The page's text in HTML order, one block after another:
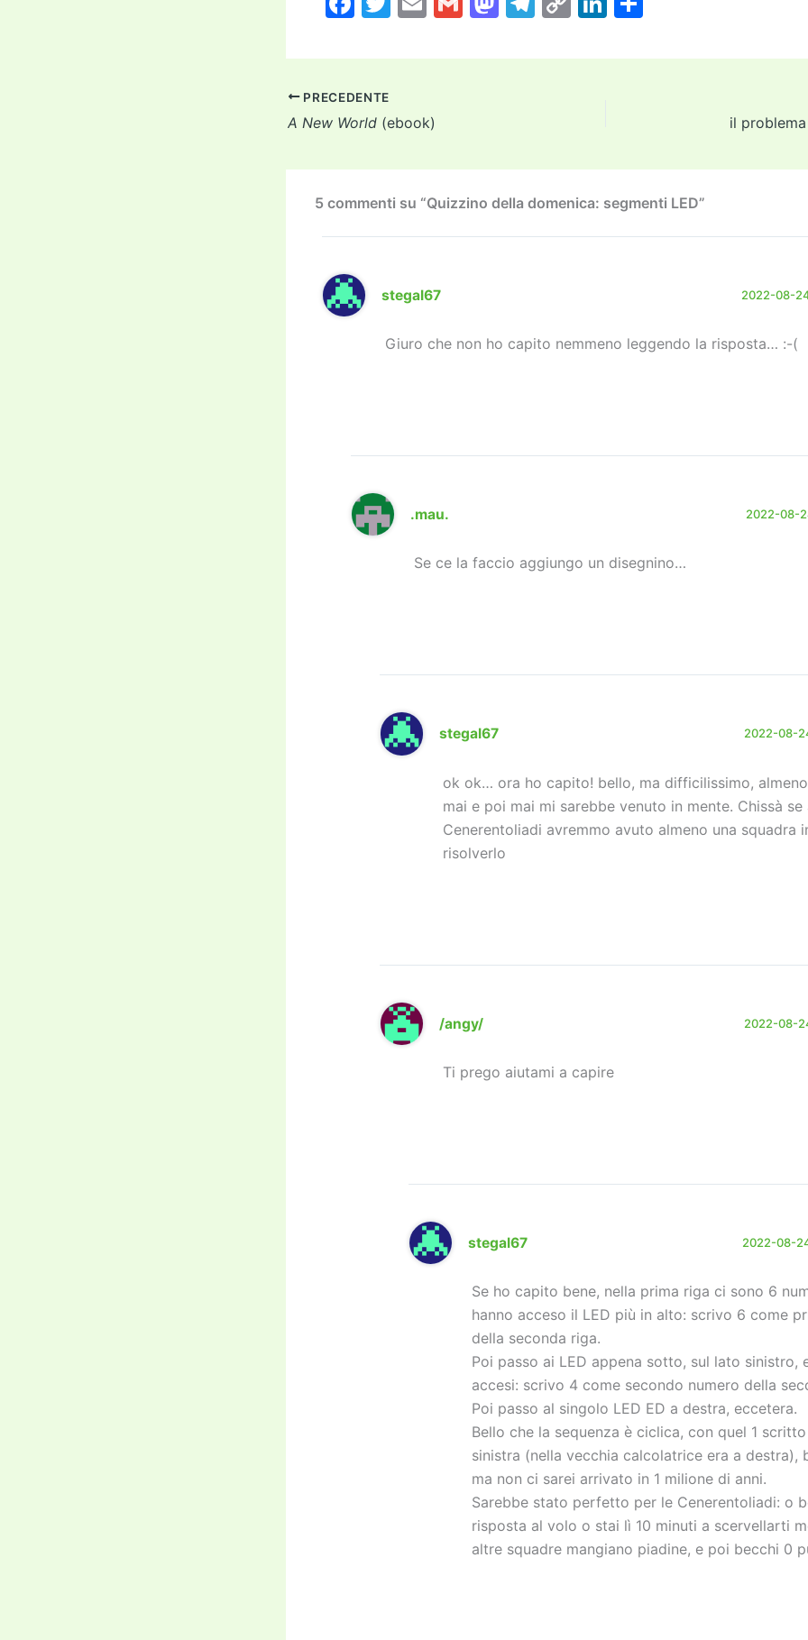
c
e
b
o
k
itt ai ai st
n
e p
k
k n
PRECEDENTE
A New World (ebook) il
5 commenti su “Quizzino della domenica: segmenti LED”
stegal67 2022-08-
Giuro che non ho capito nemmeno leggendo la risposta… :-(
.mau. 2022-08-
Se ce la faccio aggiungo un disegnino…
stegal67 2022-08-
ok ok… ora ho capito! bello, ma difficilissimo,
mai e poi mai mi sarebbe venuto in mente. Chissà se
Cenerentoliadi avremmo avuto almeno una squadra
risolverlo
/angy/ 2022-08-
Ti prego aiutami a capire
stegal67 2022-08-
Se ho capito bene, nella prima riga ci sono 6
hanno acceso il LED più in alto: scrivo 6 come
della seconda riga.
Poi passo ai LED appena sotto, sul lato sinistro,
accesi: scrivo 4 come secondo numero della
Poi passo al singolo LED ED a destra, eccetera.
Bello che la sequenza è ciclica, con quel 1
sinistra (nella vecchia calcolatrice era a destra),
ma non ci sarei arrivato in 1 milione di anni.
Sarebbe stato perfetto per le Cenerentoliadi: o
risposta al volo o stai lì 10 minuti a scervellarti
altre squadre mangiano piadine, e poi becchi 0